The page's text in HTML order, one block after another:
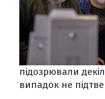
підозрювали
випадок не